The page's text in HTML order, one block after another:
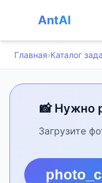
AntAI
Главная›Каталог
📸 Нужно
Загрузите